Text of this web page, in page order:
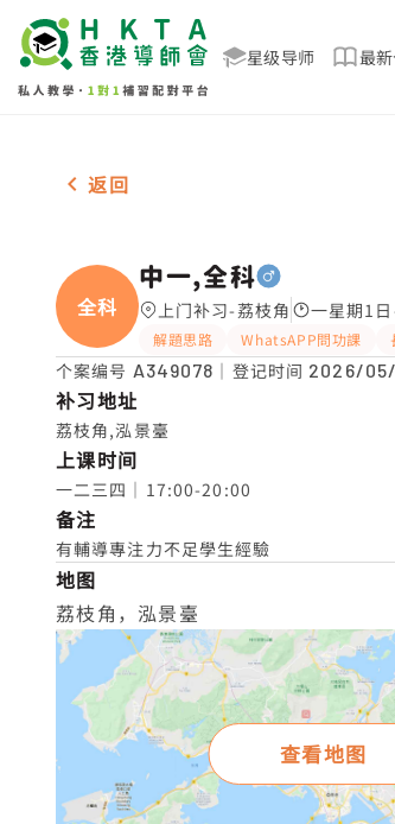
星级导师 最
男-1名 中一,全科，荔枝角 补习推介
返回
全科
中一,全科
上门补习-荔枝角 一星期1
解題思路 WhatsAPP問功課
个案编号 A349078 ｜登记时间 2026/
补习地址
荔枝角,泓景臺
上课时间
一二三四｜17:00-20:00
备注
有輔導專注力不足學生經驗
地图
荔枝角，泓景臺
查看地图